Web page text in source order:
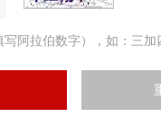
阿拉伯数字），如：三加